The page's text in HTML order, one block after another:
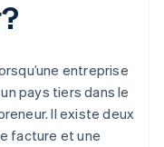
entreprise
pays tiers dans le
Il existe deux
facture et une